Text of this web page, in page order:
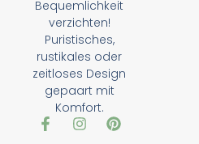
Bequemlichkeit
verzichten!
Puristisches,
rustikales oder
zeitloses Design
gepaart mit
Komfort.